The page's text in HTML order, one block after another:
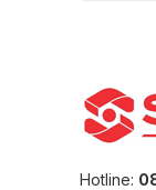
Hotline: